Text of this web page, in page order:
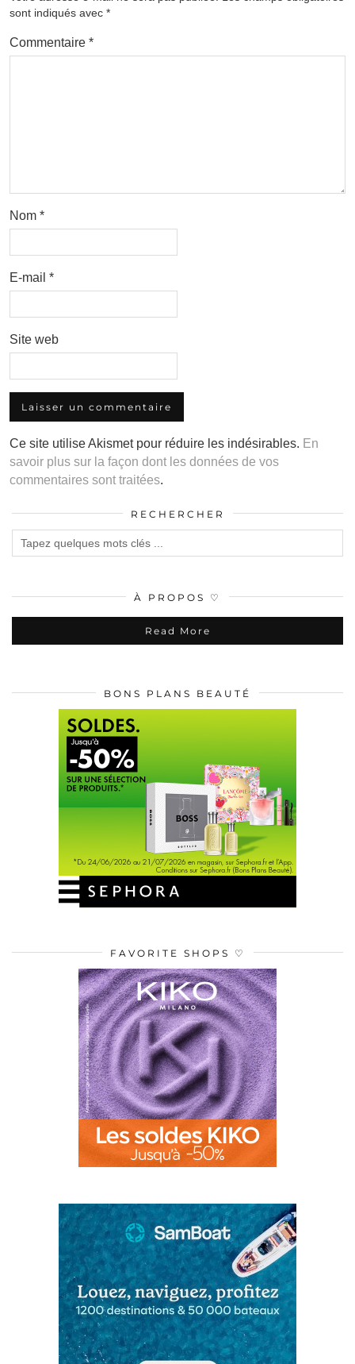
sont indiqués avec *
Commentaire *
Nom *
E-mail *
Site web
Ce site utilise Akismet pour réduire les indésirables. En
savoir plus sur la façon dont les données de vos
commentaires sont traitées.
RECHERCHER
À PROPOS ♡
Read More
BONS PLANS BEAUTÉ
FAVORITE SHOPS ♡